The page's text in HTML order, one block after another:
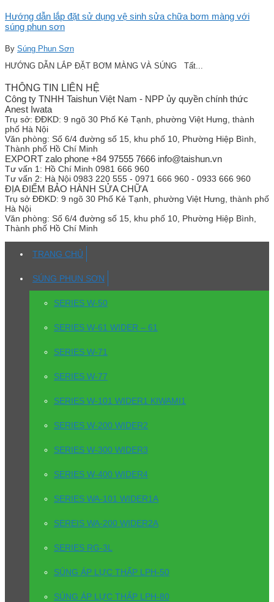
Hướng dẫn lắp đặt sử dụng vệ sinh sửa chữa bơm màng với
súng phun sơn
By Súng Phun Sơn
HƯỚNG DẪN LẮP ĐẶT BƠM MÀNG VÀ SÚNG Tất...
THÔNG TIN LIÊN HỆ
Công ty TNHH Taishun Việt Nam - NPP ủy quyền chính thức
Anest Iwata
Trụ sở: ĐĐKD: 9 ngõ 30 Phố Kẻ Tạnh, phường Việt Hưng, thành
phố Hà Nội
Văn phòng: Số 6/4 đường số 15, khu phố 10, Phường Hiệp Bình,
Thành phố Hồ Chí Minh
EXPORT zalo phone +84 97555 7666 info@taishun.vn
Tư vấn 1: Hồ Chí Minh 0981 666 960
Tư vấn 2: Hà Nội 0983 220 555 - 0971 666 960 - 0933 666 960
ĐỊA ĐIỂM BẢO HÀNH SỬA CHỮA
Trụ sở ĐĐKD: 9 ngõ 30 Phố Kẻ Tạnh, phường Việt Hưng, thành phố
Hà Nội
Văn phòng: Số 6/4 đường số 15, khu phố 10, Phường Hiệp Bình,
Thành phố Hồ Chí Minh
TRANG CHỦ
SÚNG PHUN SƠN
SERIES W-50
SERIES W-61 WIDER – 61
SERIES W-71
SERIES W-77
SERIES W-101 WIDER1 KIWAMI1
SERIES W-200 WIDER2
SERIES W-300 WIDER3
SERIES W-400 WIDER4
SERIES WA-101 WIDER1A
SEREIS WA-200 WIDER2A
SERIES RG-3L
SÚNG ÁP LỰC THẤP LPH-50
SÚNG ÁP LỰC THẤP LPH-80